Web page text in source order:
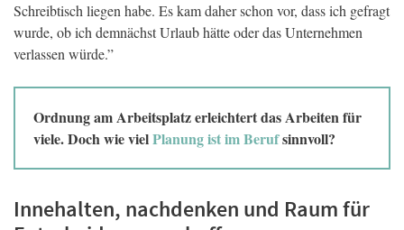
Schreibtisch liegen habe. Es kam daher schon vor, dass ich gefragt
wurde, ob ich demnächst Urlaub hätte oder das Unternehmen
verlassen würde.”
Ordnung am Arbeitsplatz erleichtert das Arbeiten für
viele. Doch wie vielPlanung ist im Berufsinnvoll?
Innehalten, nachdenken und Raum für